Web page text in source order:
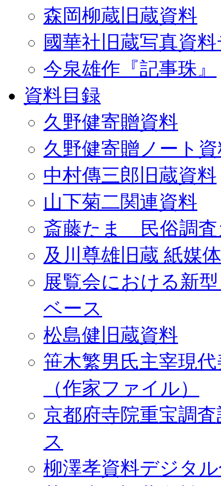
森岡柳蔵旧蔵資料
國華社旧蔵写真資
今泉雄作『記事珠』
資料目録
久野健寄贈資料
久野健寄贈ノート
中村傳三郎旧蔵資料
山下菊二関連資料
斎藤たま 民俗調査
及川尊雄旧蔵 紙媒
展覧会における新
ベース
松島健旧蔵資料
笹木繁男氏主宰現
（作家ファイル）
京都府寺院重宝調
ス
柳澤孝資料デジタ